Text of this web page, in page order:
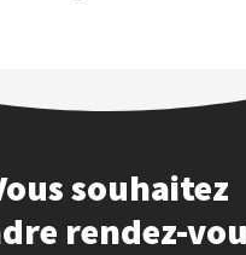
souhaitez
rendez-